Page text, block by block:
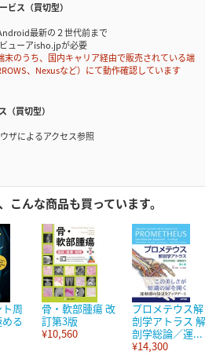
ビス（買切型）
最新の２世代前まで
ューアisho.jpが必要
のうち、国内キャリア経由で販売されている端
、Nexusなど）にて動作確認しています
（買切型）
ザによるアクセス参照
こんな商品も買っています。
周
る
骨・軟部腫瘍 改
訂第3版
¥10,560
プロメテウス解
剖学アトラス 解
剖学総論／運...
¥14,300